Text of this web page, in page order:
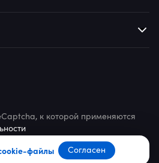
файлы Согласен
к которой применяются